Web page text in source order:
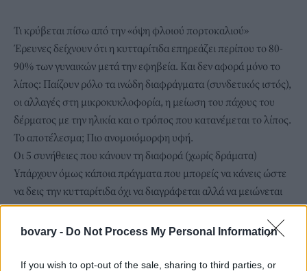
bovary - Do Not Process My Personal Information
If you wish to opt-out of the sale, sharing to third parties, or
Τι κρύβεται πίσω από την «όψη φλοιού πορτοκαλιού»
Έρευνες δείχνουν ότι η κυτταρίτιδα επηρεάζει περίπου το 80-
90% των γυναικών μετά την εφηβεία. Και δεν αφορά μόνο το
λίπος: Παίζουν ρόλο τα ινώδη διαφράγματα (συνδετικός ιστός),
οι αλλαγές στη μικροκυκλοφορία, η μείωση του πάχους του
δέρματος με την ηλικία και ο τρόπος που κατανέμεται το λίπος.
Το αποτέλεσμα; Πιο ανομοιόμορφη υφή.
Οι 5 συνήθειες που κάνουν τη διαφορά (χωρίς δράματα)
Υπάρχουν όμως κάποια πράγματα που μπορείς να κάνεις ώστε
να δεις την κυτταρίτιδα όχι να διαγράφεται αλλά να μειώνεται
αισθητά.
Ενυδάτωση: Στόχευσε σε 1,5–2 λίτρα νερό μέσα στη μέρα·
λεμόνι ή δυόσμο. Αντικατάστησε τα αναψυκτικά και τους